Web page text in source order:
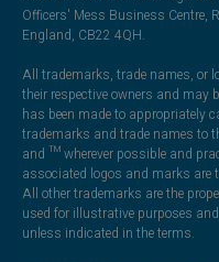
Officers' Mess Business Centre,
England, CB22 4QH.
All trademarks, trade names, or
their respective owners and may
has been made to appropriately
trademarks and trade names to
and ™ wherever possible and
associated logos and marks are
All other trademarks are the
used for illustrative purposes
unless indicated in the terms.